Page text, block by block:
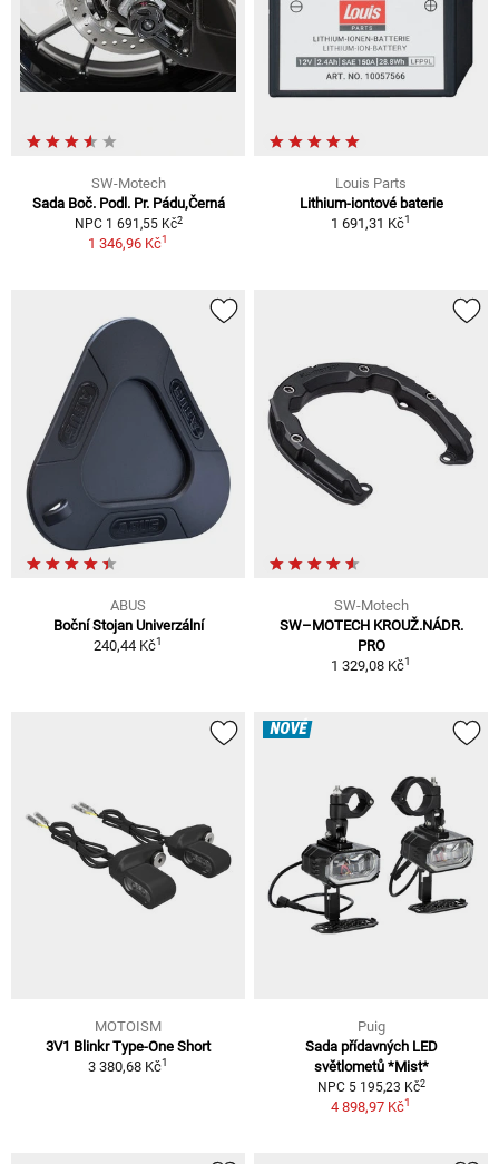
SW-Motech
Sada Boč. Podl. Pr. Pádu,Černá
NPC 1 691,55 Kč2
1 346,96 Kč1
Louis Parts
Lithium-iontové baterie
1 691,31 Kč1
ABUS
Boční Stojan Univerzální
240,44 Kč1
SW-Motech
SW–MOTECH KROUŽ.NÁDR.
PRO
1 329,08 Kč1
MOTOISM
3V1 Blinkr Type-One Short
3 380,68 Kč1
NOVÉ
Puig
Sada přídavných LED
světlometů *Mist*
NPC 5 195,23 Kč2
4 898,97 Kč1